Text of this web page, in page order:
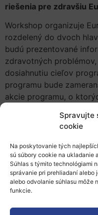
Spravujte
cookie
Na poskytovanie tých
sú súbory cookie na ukladanie
Súhlas s týmito technológiami
správanie pri prehliadaní alebo
alebo odvolanie súhlasu môže
funkcie.
riešenia pre zdravšiu
Workshop organizuje
rozdelený do dvoch
budú prezentované
zdravotných
dosiahnutiu cieľov
programu bude
akcie programu, o
na podujatie
Viac informácií o
odkaze.
Pridať do Google